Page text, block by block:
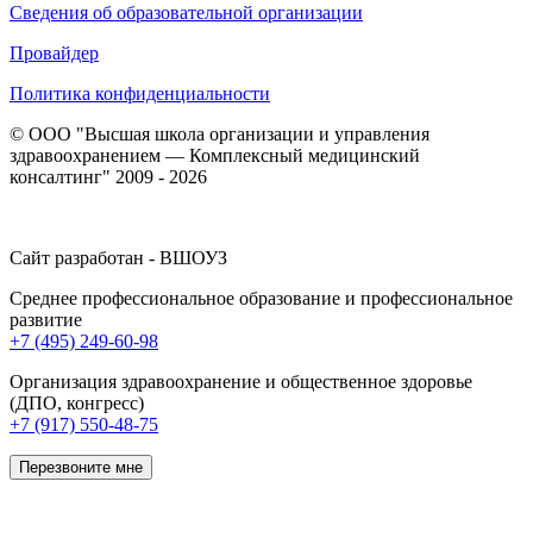
Сведения об образовательной организации
Провайдер
Политика конфиденциальности
© ООО "Высшая школа организации и управления
здравоохранением — Комплексный медицинский
консалтинг" 2009 - 2026
Сайт разработан - ВШОУЗ
Среднее профессиональное образование и профессиональное
развитие
+7 (495) 249-60-98
Организация здравоохранение и общественное здоровье
(ДПО, конгресс)
+7 (917) 550-48-75
Перезвоните мне